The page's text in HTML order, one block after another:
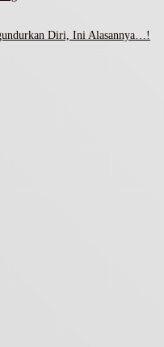
Diri, Ini Alasannya…!